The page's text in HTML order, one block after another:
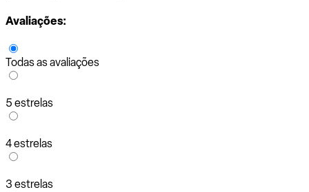
Avaliações:
Todas as avaliações
5 estrelas
4 estrelas
3 estrelas